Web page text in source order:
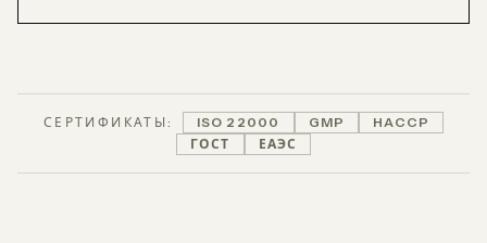
СЕРТИФИКАТЫ: ISO 22000 GMP
HACCP
ГОСТ
ЕАЭС